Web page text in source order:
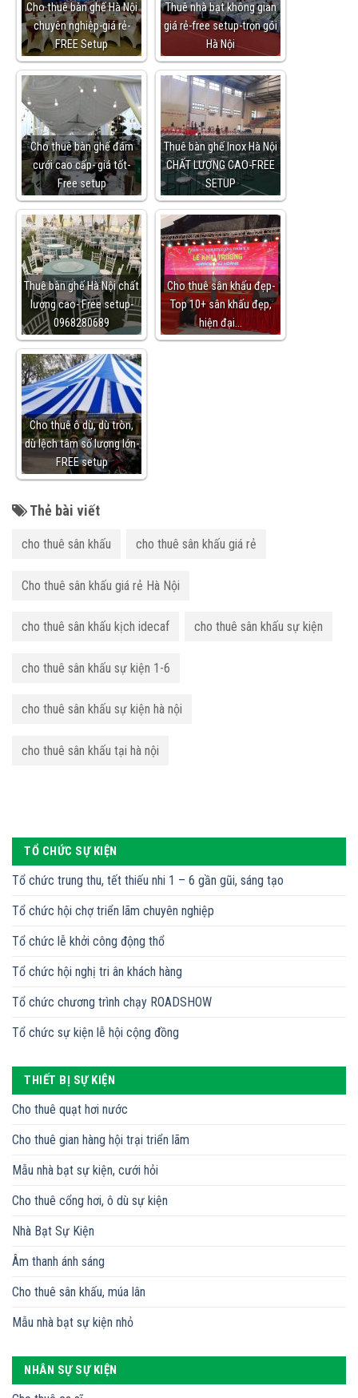
Cho thuê bàn ghế Hà Nội
chuyên nghiệp-giá rẻ-
FREE Setup
Thuê nhà bạt không gian
giá rẻ-free setup-trọn gói
Hà Nội
Cho thuê bàn ghế đám
cưới cao cấp- giá tốt-
Free setup
Thuê bàn ghế Inox Hà Nội
CHẤT LƯỢNG CAO-FREE
SETUP
Thuê bàn ghế Hà Nội chất
lượng cao- Free setup-
0968280689
Cho thuê sân khấu đẹp-
Top 10+ sân khấu đẹp,
hiện đại…
Cho thuê ô dù, dù tròn,
dù lệch tâm số lượng lớn-
FREE setup
Thẻ bài viết
cho thuê sân khấu cho thuê sân khấu giá rẻ
Cho thuê sân khấu giá rẻ Hà Nội
cho thuê sân khấu kịch idecaf cho thuê sân khấu sự kiện
cho thuê sân khấu sự kiện 1-6
cho thuê sân khấu sự kiện hà nội
cho thuê sân khấu tại hà nội
TỔ CHỨC SỰ KIỆN
Tổ chức trung thu, tết thiếu nhi 1 – 6 gần gũi, sáng tạo
Tổ chức hội chợ triển lãm chuyên nghiệp
Tổ chức lễ khởi công động thổ
Tổ chức hội nghị tri ân khách hàng
Tổ chức chương trình chạy ROADSHOW
Tổ chức sự kiện lễ hội cộng đồng
THIẾT BỊ SỰ KIỆN
Cho thuê quạt hơi nước
Cho thuê gian hàng hội trại triển lãm
Mẫu nhà bạt sự kiện, cưới hỏi
Cho thuê cổng hơi, ô dù sự kiện
Nhà Bạt Sự Kiện
Âm thanh ánh sáng
Cho thuê sân khấu, múa lân
Mẫu nhà bạt sự kiện nhỏ
NHÂN SỰ SỰ KIỆN